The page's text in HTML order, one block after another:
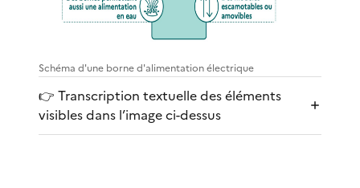
Schéma d'une borne d'alimentation électrique
👉 Transcription textuelle des éléments
visibles dans l’image ci-dessus